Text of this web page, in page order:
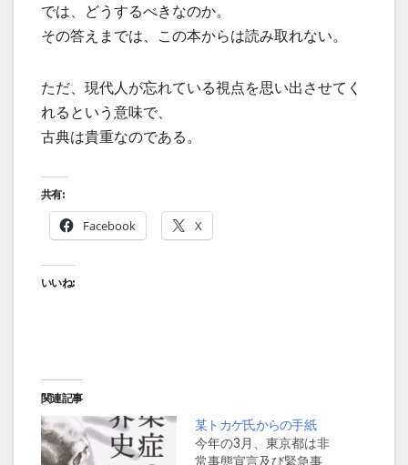
では、どうするべきなのか。
その答えまでは、この本からは読み取れない。
ただ、現代人が忘れている視点を思い出させてく
れるという意味で、
古典は貴重なのである。
共有:
Facebook X
いいね:
関連記事
某トカゲ氏からの手紙
今年の3月、東京都は非
常事態宣言及び緊急事